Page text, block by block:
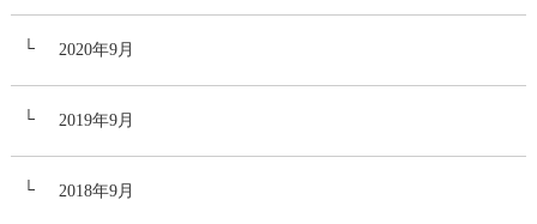
2020年9月
2019年9月
2018年9月